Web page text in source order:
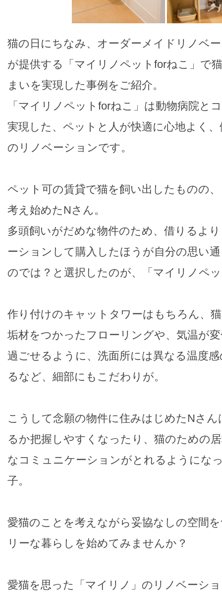
猫の日にちなみ、オーダーメイドリノベ
が提供する「マイリノペットforねこ」で
まいを実現した事例をご紹介。
「マイリノペットforねこ」は動物病院と
実現した、ペットと人が快適に心地よく
のリノベーションです。
ペット可の賃貸で猫を飼い出したものの
考え始めたNさん。
多頭飼いがだめな物件のため、借りるよ
ーションして購入したほうが自分の思い
のでは？と選択したのが、「マイリノペ
作り付けのキャットタワーはもちろん、
垢材をつかったフローリングや、気温が
過ごせるように、洗面所には異なる温度
るなど、細部にもこだわりが。
こうして念願の物件に住みはじめたNさ
るか把握しやすくなったり、猫のための
なコミュニケーションがとれるようにな
子。
愛猫のことを考えながら妥協なしの空間
リーな暮らしを始めてみませんか？
愛猫を思った「マイリノ」のリノベーシ